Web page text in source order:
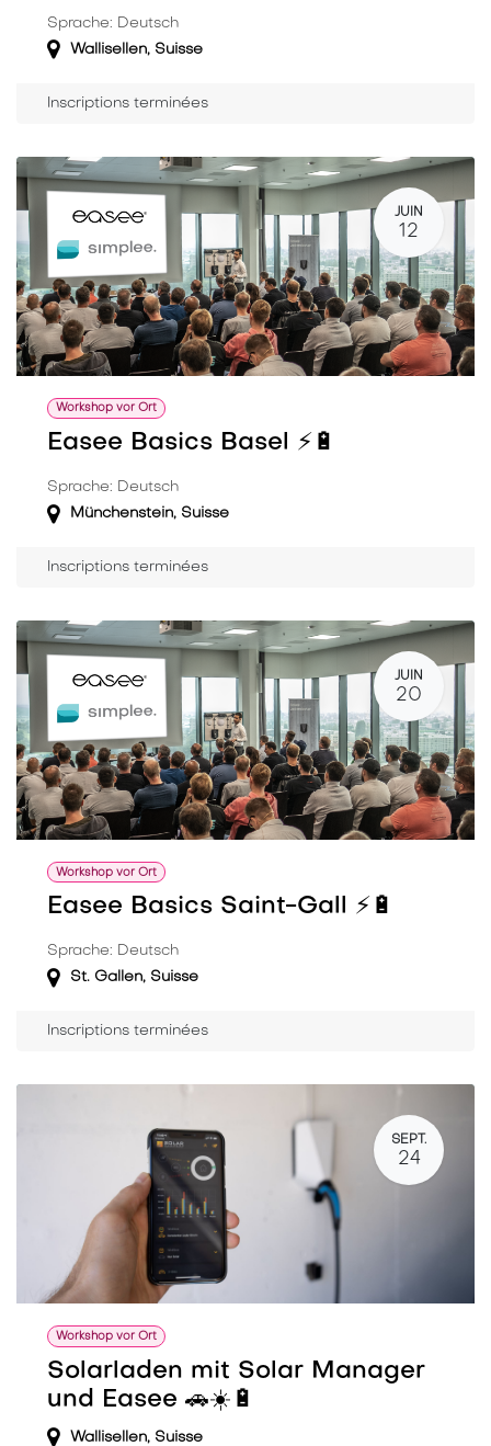
Sprache: Deutsch
Wallisellen, Suisse
Inscriptions terminées
JUIN
12
Workshop vor Ort
Easee Basics Basel ⚡️🔋
Sprache: Deutsch
Münchenstein, Suisse
Inscriptions terminées
JUIN
20
Workshop vor Ort
Easee Basics Saint-Gall ⚡️🔋
Sprache: Deutsch
St. Gallen, Suisse
Inscriptions terminées
SEPT.
24
Workshop vor Ort
Solarladen mit Solar Manager
und Easee 🚗☀️🔋
Wallisellen, Suisse